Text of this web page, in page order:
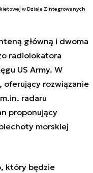
w Dziale Zintegrowanych
główną i dwoma
radiolokatora
US Army. W
oferujący rozwiązanie
radaru
proponujący
morskiej
który będzie